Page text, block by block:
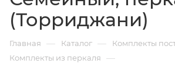
(Торриджани)
Главная — Каталог — Комплекты
Комплекты из перкаля —